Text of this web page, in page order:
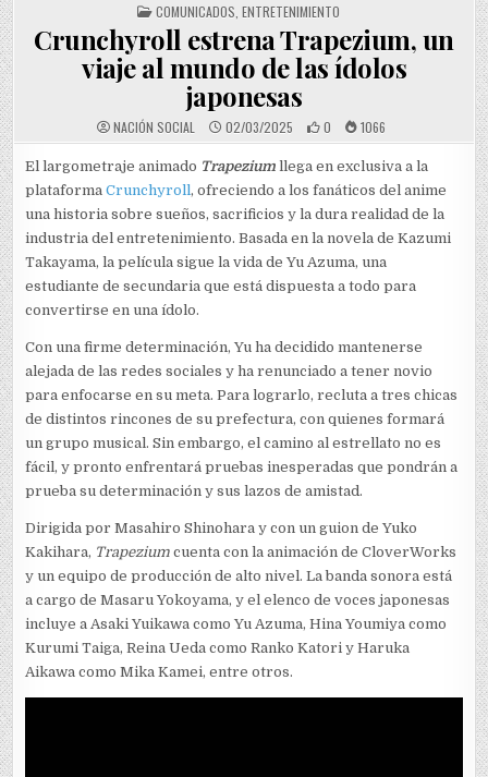
POSTED IN
COMUNICADOS ENTRETENIMIENTO
Crunchyroll estrena Trapezium, un
viaje al mundo de las ídolos
japonesas
NACIÓN SOCIAL 02/03/2025 0 1066
El largometraje animado Trapezium llega en exclusiva a la
plataformaCrunchyroll, ofreciendo a los fanáticos del anime
una historia sobre sueños, sacrificios y la dura realidad de la
industria del entretenimiento. Basada en la novela de Kazumi
Takayama, la película sigue la vida de Yu Azuma, una
estudiante de secundaria que está dispuesta a todo para
convertirse en una ídolo.
Con una firme determinación, Yu ha decidido mantenerse
alejada de las redes sociales y ha renunciado a tener novio
para enfocarse en su meta. Para lograrlo, recluta a tres chicas
de distintos rincones de su prefectura, con quienes formará
un grupo musical. Sin embargo, el camino al estrellato no es
fácil, y pronto enfrentará pruebas inesperadas que pondrán a
prueba su determinación y sus lazos de amistad.
Dirigida por Masahiro Shinohara y con un guion de Yuko
Kakihara, Trapezium cuenta con la animación de CloverWorks
y un equipo de producción de alto nivel. La banda sonora está
a cargo de Masaru Yokoyama, y el elenco de voces japonesas
incluye a Asaki Yuikawa como Yu Azuma, Hina Youmiya como
Kurumi Taiga, Reina Ueda como Ranko Katori y Haruka
Aikawa como Mika Kamei, entre otros.